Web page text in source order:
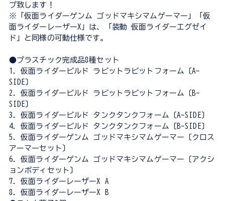
プ致します！
※「仮面ライダーゲンム ゴッドマキシマムゲーマー」「仮
面ライダーレーザーX」は、「装動 仮面ライダーエグゼイ
ド」と同様の可動仕様です。
●プラスチック完成品8種セット
1．仮面ライダービルド ラビットラビットフォーム〔A-
SIDE〕
2．仮面ライダービルド ラビットラビットフォーム〔B-
SIDE〕
3．仮面ライダービルド タンクタンクフォーム〔A-SIDE〕
4．仮面ライダービルド タンクタンクフォーム〔B-SIDE〕
5．仮面ライダーゲンム ゴッドマキシマムゲーマー〔クロス
アーマーセット〕
6．仮面ライダーゲンム ゴッドマキシマムゲーマー〔アクシ
ョンボディセット〕
7．仮面ライダーレーザーX A
8．仮面ライダーレーザーX B